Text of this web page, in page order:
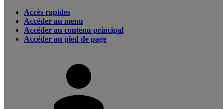
Accès rapides
Accéder au menu
Accéder au contenu principal
Accéder au pied de page